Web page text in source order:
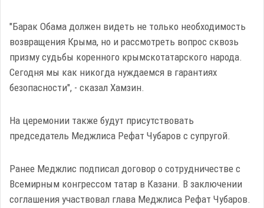
"Барак Обама должен видеть не только необходимость
возвращения Крыма, но и рассмотреть вопрос сквозь
призму судьбы коренного крымскотатарского народа.
Сегодня мы как никогда нуждаемся в гарантиях
безопасности", - сказал Хамзин.
На церемонии также будут присутствовать
председатель Меджлиса Рефат Чубаров с супругой.
Ранее Меджлис подписал договор о сотрудничестве с
Всемирным конгрессом татар в Казани. В заключении
соглашения участвовал глава Меджлиса Рефат Чубаров.